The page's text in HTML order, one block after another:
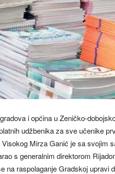
i općina u Zeničko-
udžbenika za sve učenike
Mirza Ganić je sa svojim
s generalnim direktorom
na raspolaganje Gradskoj upravi